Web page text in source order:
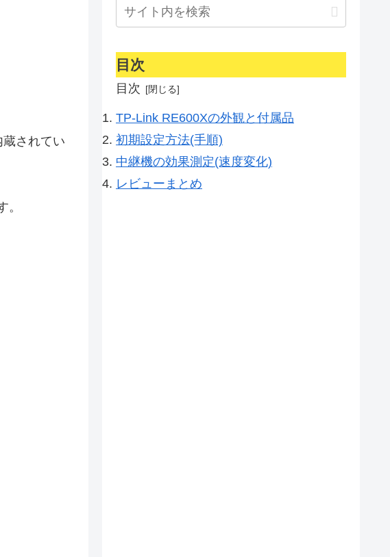
されてい
目次
目次
TP-Link RE600Xの外観と付属品
初期設定方法(手順)
中継機の効果測定(速度変化)
レビューまとめ